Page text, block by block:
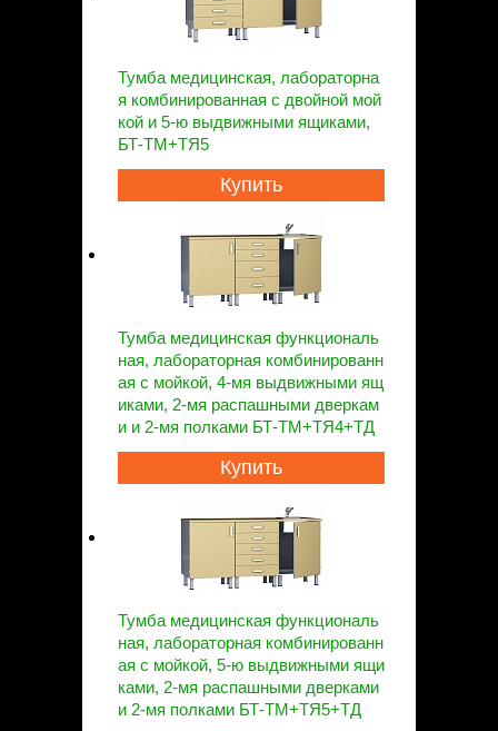
Тумба медицинская, лабораторна
я комбинированная с двойной мой
кой и 5-ю выдвижными ящиками,
БТ-ТМ+ТЯ5
Купить
Тумба медицинская функциональ
ная, лабораторная комбинированн
ая с мойкой, 4-мя выдвижными ящ
иками, 2-мя распашными дверкам
и и 2-мя полками БТ-ТМ+ТЯ4+ТД
Купить
Тумба медицинская функциональ
ная, лабораторная комбинированн
ая с мойкой, 5-ю выдвижными ящи
ками, 2-мя распашными дверками
и 2-мя полками БТ-ТМ+ТЯ5+ТД